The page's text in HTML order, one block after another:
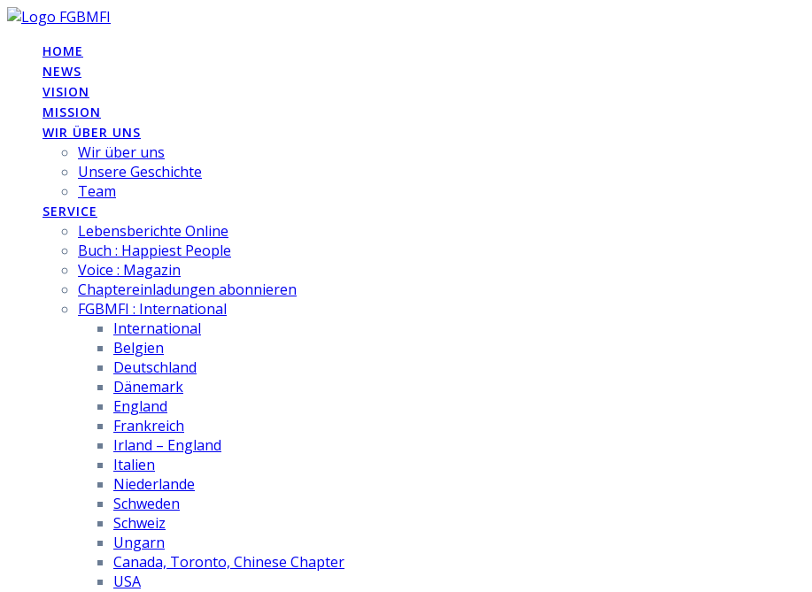
Skip
contentHOME
NEWS
VISION
MISSION
WIR ÜBER UNS
Wir über uns
Unsere Geschichte
Team
SERVICE
Lebensberichte Online
Buch : Happiest People
Voice : Magazin
Chaptereinladungen abonnieren
FGBMFI : International
International
Belgien
Deutschland
Dänemark
England
Frankreich
Irland – England
Italien
Niederlande
Schweden
Schweiz
Ungarn
Canada, Toronto, Chinese Chapter
USA